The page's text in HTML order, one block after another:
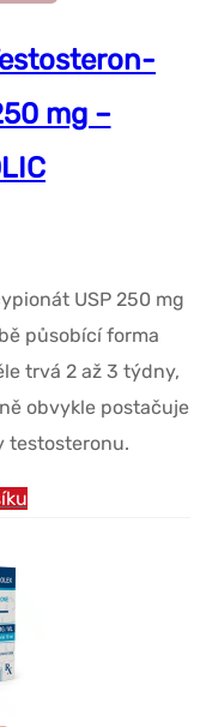
mg –
USP 250 mg
působící forma
trvá 2 až 3 týdny,
obvykle postačuje
testosteronu.